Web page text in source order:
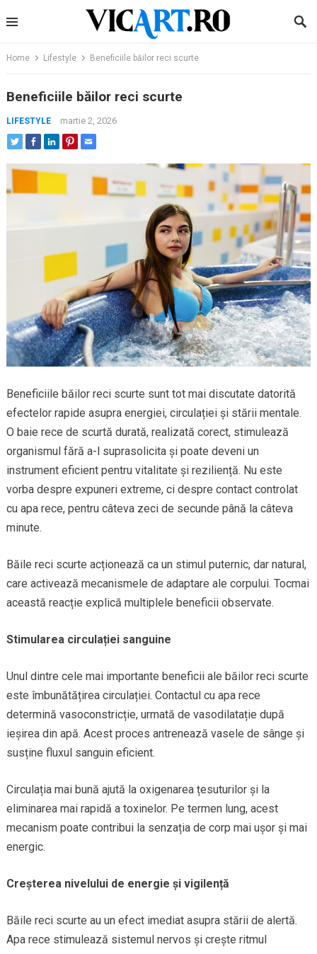
to
Home Lifestyle Beneficiile băilor reci scurte
Beneficiile băilor reci scurte
LIFESTYLE martie 2, 2026
Beneficiile băilor reci scurte sunt tot mai discutate datorită
efectelor rapide asupra energiei, circulației și stării mentale.
O baie rece de scurtă durată, realizată corect, stimulează
organismul fără a-l suprasolicita și poate deveni un
instrument eficient pentru vitalitate și reziliență. Nu este
vorba despre expuneri extreme, ci despre contact controlat
cu apa rece, pentru câteva zeci de secunde până la câteva
minute.
Băile reci scurte acționează ca un stimul puternic, dar natural,
care activează mecanismele de adaptare ale corpului. Tocmai
această reacție explică multiplele beneficii observate.
Stimularea circulației sanguine
Unul dintre cele mai importante beneficii ale băilor reci scurte
este îmbunătățirea circulației. Contactul cu apa rece
determină vasoconstricție, urmată de vasodilatație după
ieșirea din apă. Acest proces antrenează vasele de sânge și
susține fluxul sanguin eficient.
Circulația mai bună ajută la oxigenarea țesuturilor și la
eliminarea mai rapidă a toxinelor. Pe termen lung, acest
mecanism poate contribui la senzația de corp mai ușor și mai
energic.
Creșterea nivelului de energie și vigilență
Băile reci scurte au un efect imediat asupra stării de alertă.
Apa rece stimulează sistemul nervos și crește ritmul